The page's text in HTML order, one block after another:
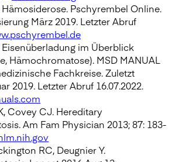
Pschyrembel Online.
März 2019. Letzter Abruf
im Überblick
Hämochromatose). MSD MANUAL
Fachkreise. Zuletzt
2019. Letzter Abruf 16.07.2022.
Covey CJ. Hereditary
Am Fam Physician 2013; 87: 183-
RC, Deugnier Y.